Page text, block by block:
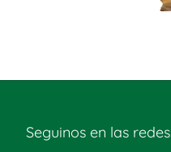
Seguinos en las redes